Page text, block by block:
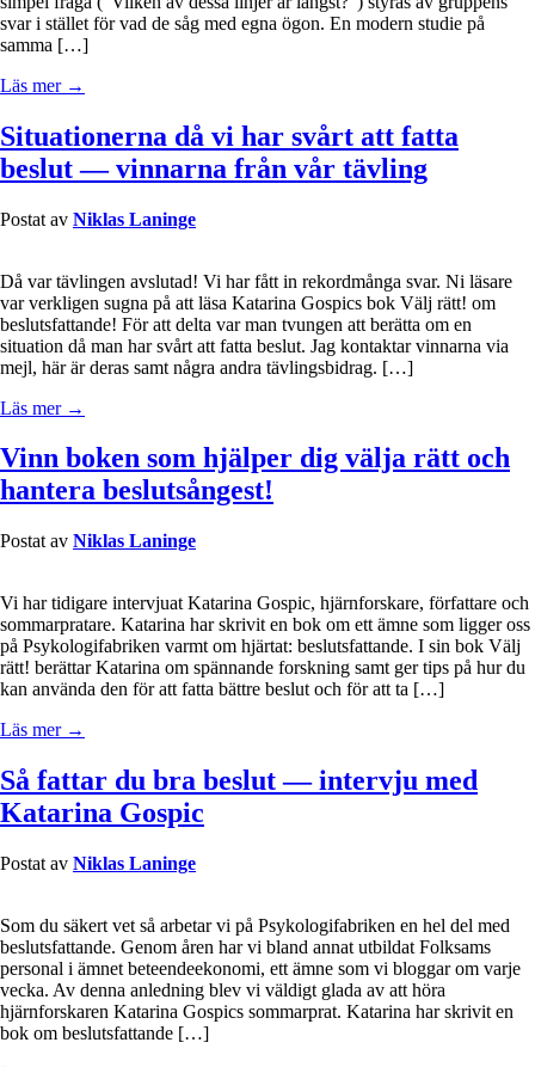
svar i stället för vad de såg med egna ögon. En modern studie på
samma […]
Läs mer →
Situationerna då vi har svårt att fatta
beslut — vinnarna från vår tävling
Postat av Niklas Laninge
Då var tävlingen avslutad! Vi har fått in rekordmånga svar. Ni läsare
var verkligen sugna på att läsa Katarina Gospics bok Välj rätt! om
beslutsfattande! För att delta var man tvungen att berätta om en
situation då man har svårt att fatta beslut. Jag kontaktar vinnarna via
mejl, här är deras samt några andra tävlingsbidrag. […]
Läs mer →
Vinn boken som hjälper dig välja rätt och
hantera beslutsångest!
Postat av Niklas Laninge
Vi har tidigare intervjuat Katarina Gospic, hjärnforskare, författare och
sommarpratare. Katarina har skrivit en bok om ett ämne som ligger oss
på Psykologifabriken varmt om hjärtat: beslutsfattande. I sin bok Välj
rätt! berättar Katarina om spännande forskning samt ger tips på hur du
kan använda den för att fatta bättre beslut och för att ta […]
Läs mer →
Så fattar du bra beslut — intervju med
Katarina Gospic
Postat av Niklas Laninge
Som du säkert vet så arbetar vi på Psykologifabriken en hel del med
beslutsfattande. Genom åren har vi bland annat utbildat Folksams
personal i ämnet beteendeekonomi, ett ämne som vi bloggar om varje
vecka. Av denna anledning blev vi väldigt glada av att höra
hjärnforskaren Katarina Gospics sommarprat. Katarina har skrivit en
bok om beslutsfattande […]